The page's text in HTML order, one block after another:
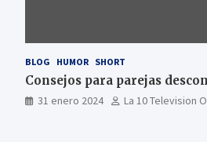
BLOG HUMOR SHORT
Consejos para parejas
31 enero 2024 La 10 Television